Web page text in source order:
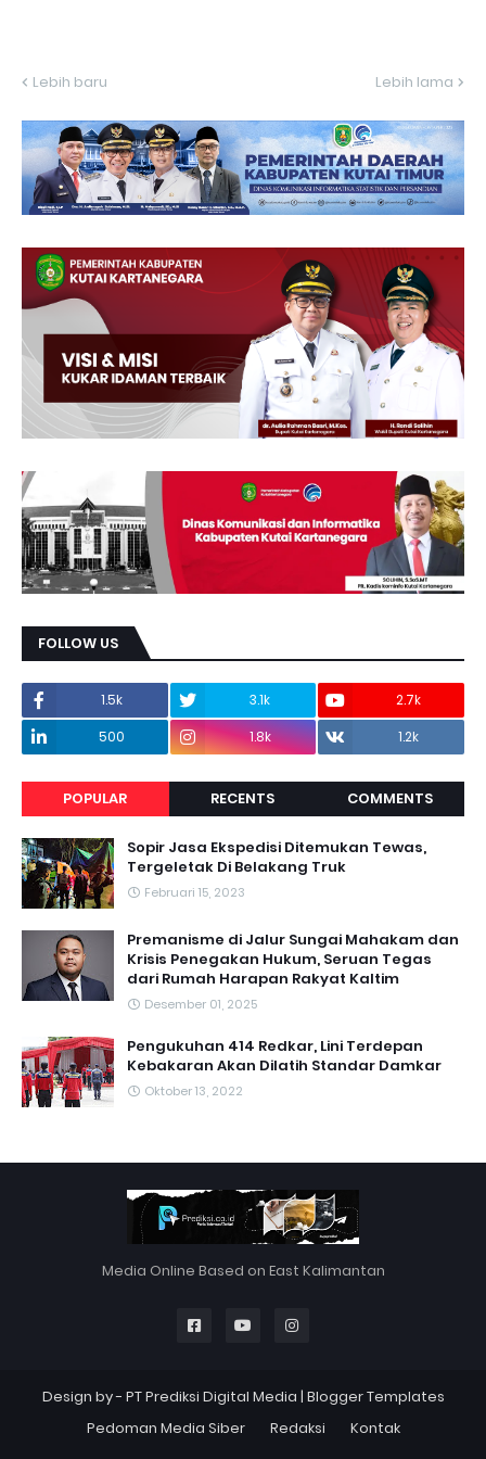
Lebih baru Lebih lama
FOLLOW US
1.5k 3.1k
2.7k
500
1.8k 1.2k
POPULAR RECENTS COMMENTS
Sopir Jasa Ekspedisi Ditemukan Tewas,
Tergeletak Di Belakang Truk
Februari 15, 2023
Premanisme di Jalur Sungai Mahakam dan
Krisis Penegakan Hukum, Seruan Tegas
dari Rumah Harapan Rakyat Kaltim
Desember 01, 2025
Pengukuhan 414 Redkar, Lini Terdepan
Kebakaran Akan Dilatih Standar Damkar
Oktober 13, 2022
Media Online Based on East Kalimantan
Design by - PT Prediksi Digital Media | Blogger Templates
Pedoman Media Siber
Redaksi Kontak